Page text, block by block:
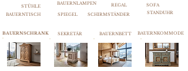
BAUERNTISCH SPIEGEL SCHIRMSTÄNDER
BAUERNSCHRANK SEKRETÄR BAUERNBETT
STANDUHR
BAUERNKOMMODE
BAUERNLAMPEN REGAL SOFA
STÜHLE